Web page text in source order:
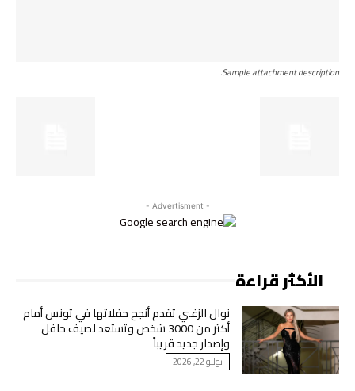
Sample attachment description.
- Advertisment -
الأكثر قراءة
نوال الزغبي تقدم أنجح حفلاتها في تونس أمام
أكثر من 3000 شخص وتستعد لصيف حافل
وإصدار جديد قريباً
يوليو 22, 2026